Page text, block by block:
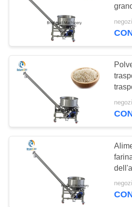
MAPPA
DEL
SITO
PRIVACY
POLICY
macchina del
miscelatore
miscelatore
macchina
imballatrice
riempimento
vite
riso